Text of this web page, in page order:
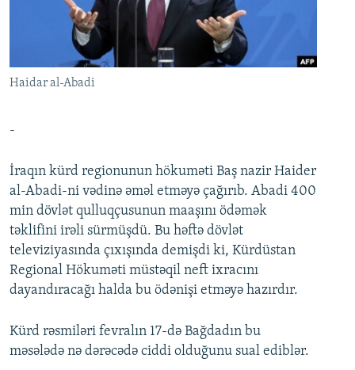
İNFOQRAFIKA
KARIKATURA
AZƏRBAYCAN ƏDƏBIYYATI KITABXANASI
İSLAM VƏ DEMOKRATIYA
MISSIYAMIZ
PEŞƏ ETIKASI VƏ JURNALISTIKA STANDARTLARIMIZ
Haidar al-Abadi
-
İraqın kürd regionunun hökuməti Baş nazir Haider
al-Abadi-ni vədinə əməl etməyə çağırıb. Abadi 400
min dövlət qulluqçusunun maaşını ödəmək
təklifini irəli sürmüşdü. Bu həftə dövlət
televiziyasında çıxışında demişdi ki, Kürdüstan
Regional Hökuməti müstəqil neft ixracını
dayandıracağı halda bu ödənişi etməyə hazırdır.
Kürd rəsmiləri fevralın 17-də Bağdadın bu
məsələdə nə dərəcədə ciddi olduğunu sual ediblər.